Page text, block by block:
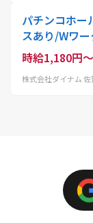
パチンコホー
スあり/Wワ
時給1,180円～
株式会社ダイナム 佐